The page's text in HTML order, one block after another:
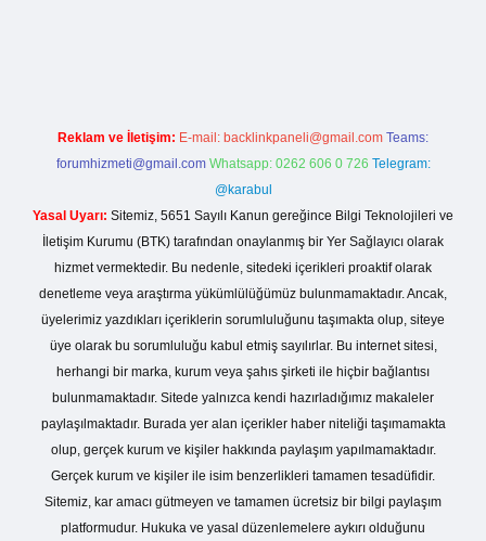
Reklam ve İletişim: E-mail: backlinkpaneli@gmail.com Teams:
forumhizmeti@gmail.com Whatsapp: 0262 606 0 726 Telegram:
@karabul
Yasal Uyarı: Sitemiz, 5651 Sayılı Kanun gereğince Bilgi Teknolojileri ve
İletişim Kurumu (BTK) tarafından onaylanmış bir Yer Sağlayıcı olarak
hizmet vermektedir. Bu nedenle, sitedeki içerikleri proaktif olarak
denetleme veya araştırma yükümlülüğümüz bulunmamaktadır. Ancak,
üyelerimiz yazdıkları içeriklerin sorumluluğunu taşımakta olup, siteye
üye olarak bu sorumluluğu kabul etmiş sayılırlar. Bu internet sitesi,
herhangi bir marka, kurum veya şahıs şirketi ile hiçbir bağlantısı
bulunmamaktadır. Sitede yalnızca kendi hazırladığımız makaleler
paylaşılmaktadır. Burada yer alan içerikler haber niteliği taşımamakta
olup, gerçek kurum ve kişiler hakkında paylaşım yapılmamaktadır.
Gerçek kurum ve kişiler ile isim benzerlikleri tamamen tesadüfidir.
Sitemiz, kar amacı gütmeyen ve tamamen ücretsiz bir bilgi paylaşım
platformudur. Hukuka ve yasal düzenlemelere aykırı olduğunu